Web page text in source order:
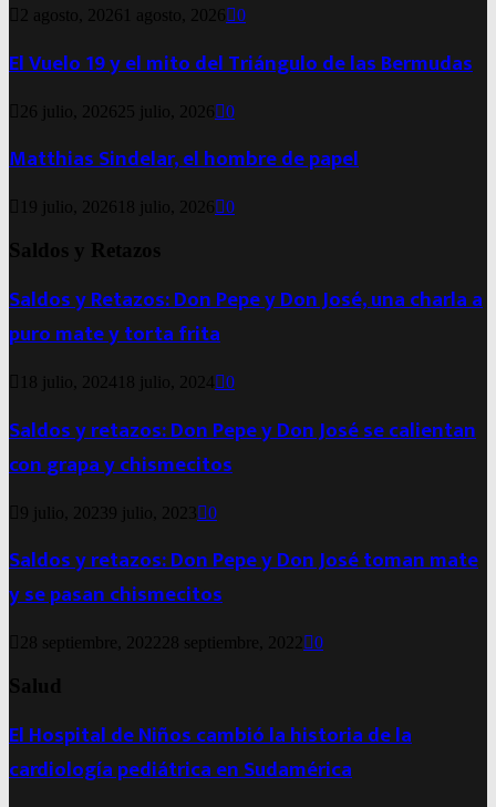
2 agosto, 2026 1 agosto, 2026 0
El Vuelo 19 y el mito del Triángulo de las Bermudas
26 julio, 2026 25 julio, 2026 0
Matthias Sindelar, el hombre de papel
19 julio, 2026 18 julio, 2026 0
Saldos y Retazos
Saldos y Retazos: Don Pepe y Don José, una charla a
puro mate y torta frita
18 julio, 2024 18 julio, 2024 0
Saldos y retazos: Don Pepe y Don José se calientan
con grapa y chismecitos
9 julio, 20239 julio, 2023 0
Saldos y retazos: Don Pepe y Don José toman mate
y se pasan chismecitos
28 septiembre, 2022 28 septiembre, 2022 0
Salud
El Hospital de Niños cambió la historia de la
cardiología pediátrica en Sudamérica